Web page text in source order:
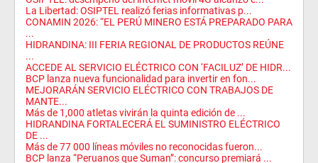
La Libertad: OSIPTEL realizó ferias informativas p...
CONAMIN 2026: “EL PERÚ MINERO ESTÁ PREPARADO PARA
...
HIDRANDINA: III FERIA REGIONAL DE PRODUCTOS REÚNE
...
ACCEDE AL SERVICIO ELÉCTRICO CON ‘FACILUZ’ DE HIDR...
BCP lanza nueva funcionalidad para invertir en fon...
MEJORARÁN SERVICIO ELÉCTRICO CON TRABAJOS DE
MANTE...
Más de 1,000 atletas vivirán la quinta edición de ...
HIDRANDINA FORTALECERÁ EL SUMINISTRO ELÉCTRICO
DE ...
Más de 77 000 líneas móviles no reconocidas fueron...
BCP lanza “Peruanos que Suman”: concurso premiará ...